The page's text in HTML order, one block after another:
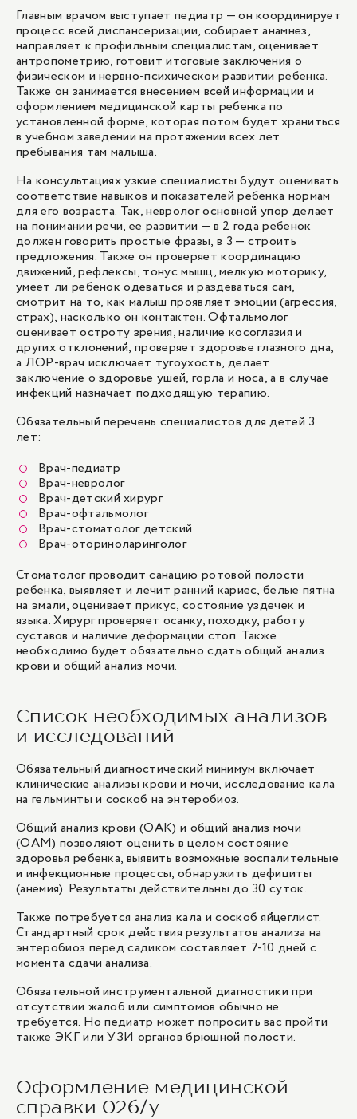
Главным врачом выступает педиатр — он координирует
процесс всей диспансеризации, собирает анамнез,
направляет к профильным специалистам, оценивает
антропометрию, готовит итоговые заключения о
физическом и нервно-психическом развитии ребенка.
Также он занимается внесением всей информации и
оформлением медицинской карты ребенка по
установленной форме, которая потом будет храниться
в учебном заведении на протяжении всех лет
пребывания там малыша.
На консультациях узкие специалисты будут оценивать
соответствие навыков и показателей ребенка нормам
для его возраста. Так, невролог основной упор делает
на понимании речи, ее развитии — в 2 года ребенок
должен говорить простые фразы, в 3 — строить
предложения. Также он проверяет координацию
движений, рефлексы, тонус мышц, мелкую моторику,
умеет ли ребенок одеваться и раздеваться сам,
смотрит на то, как малыш проявляет эмоции (агрессия,
страх), насколько он контактен. Офтальмолог
оценивает остроту зрения, наличие косоглазия и
других отклонений, проверяет здоровье глазного дна,
а ЛОР-врач исключает тугоухость, делает
заключение о здоровье ушей, горла и носа, а в случае
инфекций назначает подходящую терапию.
Обязательный перечень специалистов для детей 3
лет:
Врач-педиатр
Врач-невролог
Врач-детский хирург
Врач-офтальмолог
Врач-стоматолог детский
Врач-оториноларинголог
Стоматолог проводит санацию ротовой полости
ребенка, выявляет и лечит ранний кариес, белые пятна
на эмали, оценивает прикус, состояние уздечек и
языка. Хирург проверяет осанку, походку, работу
суставов и наличие деформации стоп. Также
необходимо будет обязательно сдать общий анализ
крови и общий анализ мочи.
Список необходимых анализов
и исследований
Обязательный диагностический минимум включает
клинические анализы крови и мочи, исследование кала
на гельминты и соскоб на энтеробиоз.
Общий анализ крови (ОАК) и общий анализ мочи
(ОАМ) позволяют оценить в целом состояние
здоровья ребенка, выявить возможные воспалительные
и инфекционные процессы, обнаружить дефициты
(анемия). Результаты действительны до 30 суток.
Также потребуется анализ кала и соскоб яйцеглист.
Стандартный срок действия результатов анализа на
энтеробиоз перед садиком составляет 7-10 дней с
момента сдачи анализа.
Обязательной инструментальной диагностики при
отсутствии жалоб или симптомов обычно не
требуется. Но педиатр может попросить вас пройти
также ЭКГ или УЗИ органов брюшной полости.
Оформление медицинской
справки 026/у